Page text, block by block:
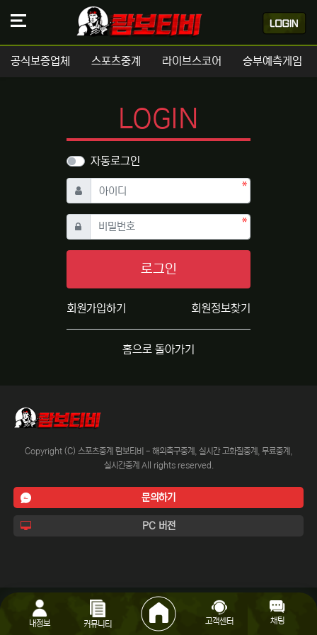
공식보증업체 스포츠중계 라이브스코어 승부예측게임
LOGIN
자동로그인
아이디 필수
비밀번호필수
로그인
회원가입하기 회원정보찾기
홈으로 돌아가기
Copyright (C) 스포츠중계 람보티비 - 해외축구중계, 실시간 고화질중계, 무료중계,
실시간중계 All rights reserved.
문의하기
PC 버전
내정보 커뮤니티 고객센터 채팅